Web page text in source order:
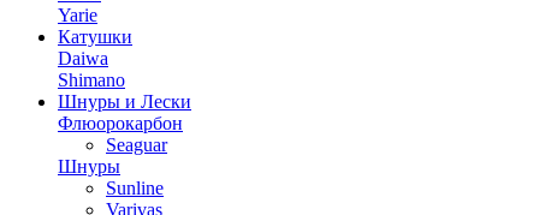
Yarie
Катушки
Daiwa
Shimano
Шнуры и Лески
Флюорокарбон
Seaguar
Шнуры
Sunline
Varivas